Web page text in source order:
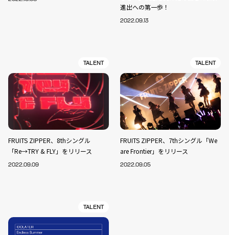
進出への第一歩！
2022.09.13
TALENT
FRUITS ZIPPER、8thシングル
「Re→TRY & FLY」をリリース
2022.09.09
TALENT
FRUITS ZIPPER、7thシングル「We
are Frontier」をリリース
2022.09.05
TALENT